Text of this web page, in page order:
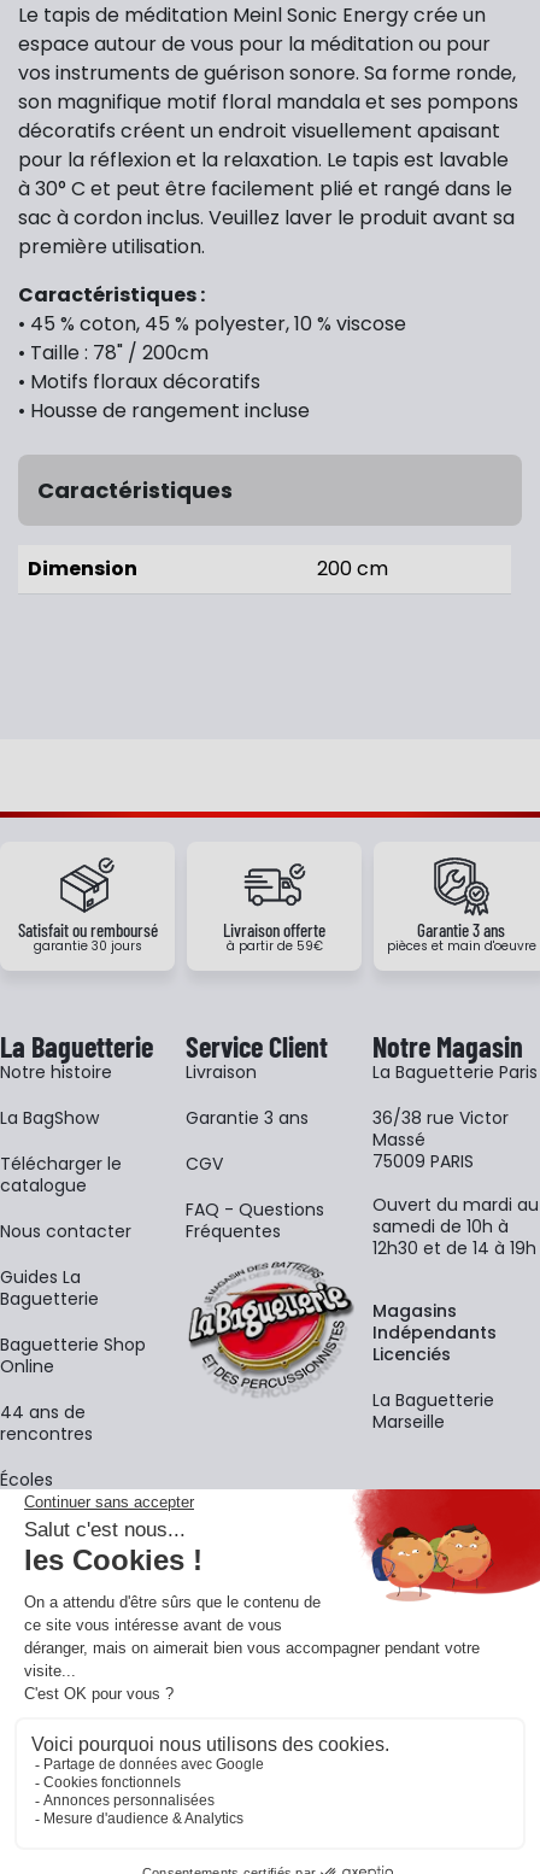
Le tapis de méditation Meinl Sonic Energy crée un
espace autour de vous pour la méditation ou pour
vos instruments de guérison sonore. Sa forme ronde,
son magnifique motif floral mandala et ses pompons
décoratifs créent un endroit visuellement apaisant
pour la réflexion et la relaxation. Le tapis est lavable
à 30° C et peut être facilement plié et rangé dans le
sac à cordon inclus. Veuillez laver le produit avant sa
première utilisation.
Caractéristiques :
• 45 % coton, 45 % polyester, 10 % viscose
• Taille : 78" / 200cm
• Motifs floraux décoratifs
• Housse de rangement incluse
Caractéristiques
Dimension 200 cm
Satisfait ou remboursé
garantie 30 jours
Livraison offerte
à partir de 59€
Garantie 3 ans
pièces et main d'oeuvre
La Baguetterie
Notre histoire
La BagShow
​Télécharger le
catalogue
Nous contacter
Guides La
Baguetterie
Baguetterie Shop
Online
44 ans de
rencontres
Écoles
Service Client
Livraison
Garantie 3 ans
CGV
FAQ - Questions
Fréquentes
Notre Magasin
La Baguetterie Paris
36/38 rue Victor
Massé
75009 PARIS
Ouvert du mardi au
samedi de 10h à
12h30 et de 14 à 19h
Magasins
Indépendants
Licenciés
La Baguetterie
Marseille
La newsletter
Adresse e-mail
En vous inscrivant à notre newsletter, vous acceptez notre
confidentialité.
Retrouvons-nous sur